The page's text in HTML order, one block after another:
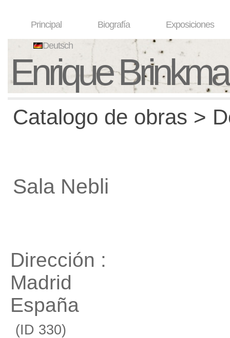
Principal Biografía Exposiciones
Deutsch
Enrique
Catalogo de obras >
Sala Nebli
Dirección :
Madrid
España
(ID 330)